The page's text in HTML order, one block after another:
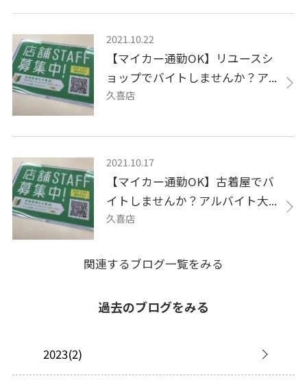
2021.10.22
【マイカー通勤OK】リユースシ
ョップでバイトしませんか？ア...
久喜店
2021.10.17
【マイカー通勤OK】古着屋でバ
イトしませんか？アルバイト大...
久喜店
関連するブログ一覧をみる
過去のブログをみる
2023(2)